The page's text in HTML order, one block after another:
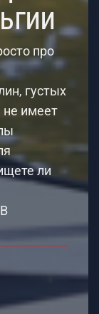
про
густых
не имеет
ли